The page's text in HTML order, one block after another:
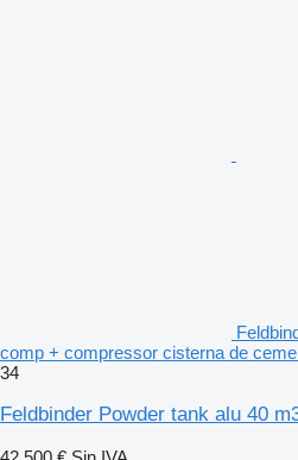
comp + compressor cisterna de
34
Feldbinder Powder tank alu 40